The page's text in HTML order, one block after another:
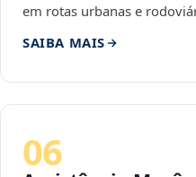
em rotas urbanas e
SAIBA MAIS
06